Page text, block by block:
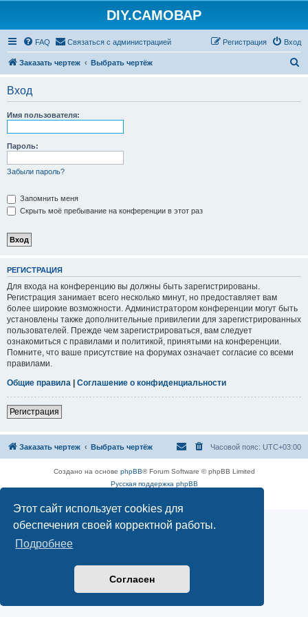
Этот сайт использует cookies для
обеспечения своей корректной работы.
Подробнее
Согласен
DIY.САМОВАР
FAQ Связаться с администрацией Вход
Регистрация
Заказать чертеж Выбрать чертёж
Вход
Имя пользователя:
Пароль:
Забыли пароль?
Запомнить меня
Скрыть моё пребывание на конференции в этот раз
РЕГИСТРАЦИЯ
Для входа на конференцию вы должны быть зарегистрированы.
Регистрация занимает всего несколько минут, но предоставляет вам
более широкие возможности. Администратором конференции могут быть
установлены также дополнительные привилегии для зарегистрированных
пользователей. Прежде чем зарегистрироваться, вам следует
ознакомиться с правилами и политикой, принятыми на конференции.
Помните, что ваше присутствие на форумах означает согласие со всеми
правилами.
Общие правила | Соглашение о конфиденциальности
Регистрация
Заказать чертеж Выбрать чертёж Часовой пояс: UTC+03:00
Создано на основе phpBB® Forum Software © phpBB Limited
Русская поддержка phpBB